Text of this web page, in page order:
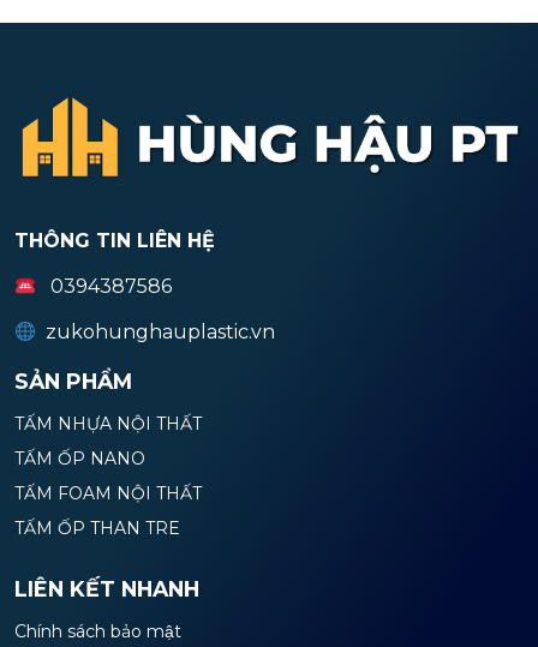
THÔNG TIN LIÊN HỆ
0394387586
zukohunghauplastic.vn
SẢN PHẨM
TẤM NHỰA NỘI THẤT
TẤM ỐP NANO
TẤM FOAM NỘI THẤT
TẤM ỐP THAN TRE
LIÊN KẾT NHANH
Chính sách bảo mật